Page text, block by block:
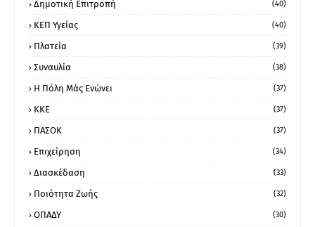
Δημοτική Επιτροπή (40)
ΚΕΠ Υγείας (40)
Πλατεία (39)
Συναυλία (38)
Η Πόλη Μάς Ενώνει (37)
ΚΚΕ (37)
ΠΑΣΟΚ (37)
Επιχείρηση (34)
Διασκέδαση (33)
Ποιότητα Ζωής (32)
ΟΠΑΔΥ (30)